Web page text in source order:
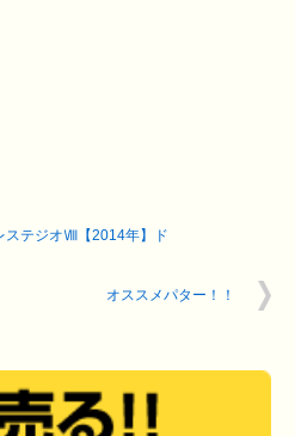
テジオⅧ【2014年】ド
オススメパター！！